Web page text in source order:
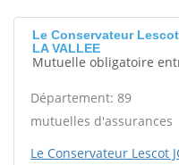
Le Conservateur
LA VALLEE
Mutuelle obligatoire
Département: 89
mutuelles d'assurances
Le Conservateur Lescot